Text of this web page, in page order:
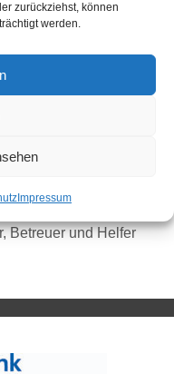
zurückziehst, können
werden.
Impressum
Betreuer und Helfer